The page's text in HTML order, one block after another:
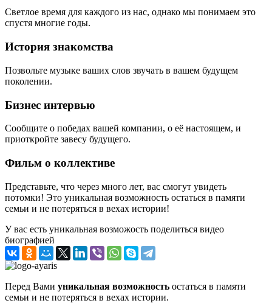
Светлое время для каждого из нас, однако мы понимаем это
спустя многие годы.
История знакомства
Позвольте музыке ваших слов звучать в вашем будущем
поколении.
Бизнес интервью
Сообщите о победах вашей компании, о её настоящем, и
приоткройте завесу будущего.
Фильм о коллективе
Представьте, что через много лет, вас смогут увидеть
потомки! Это уникальная возможность остаться в памяти
семьи и не потеряться в вехах истории!
У вас есть уникальная возможость поделиться видео
биографией
Перед Вами уникальная возможность остаться в памяти
семьи и не потеряться в вехах истории.